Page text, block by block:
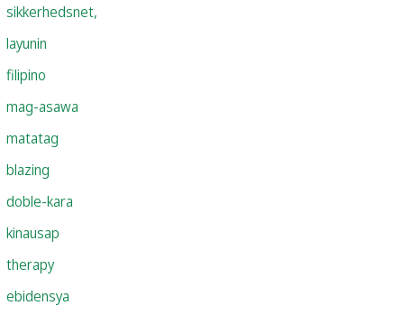
sikkerhedsnet,
layunin
filipino
mag-asawa
matatag
blazing
doble-kara
kinausap
therapy
ebidensya